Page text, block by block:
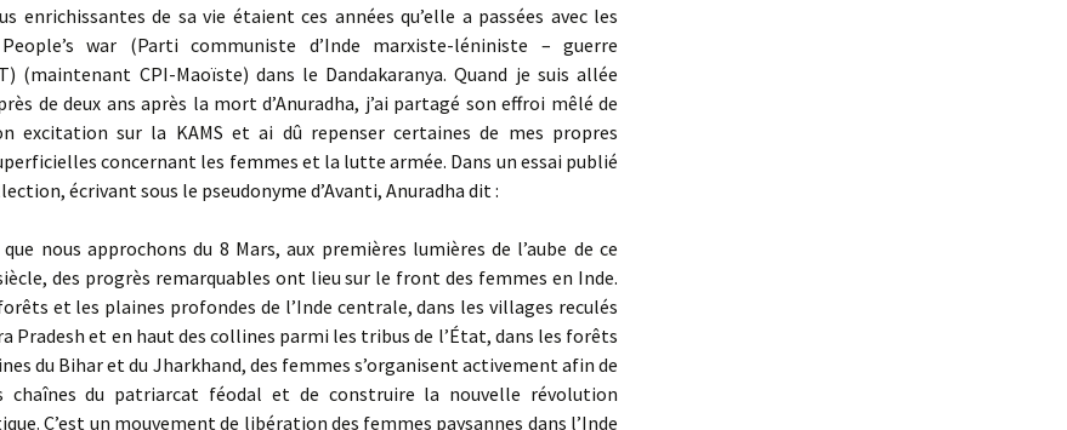
enrichissantes de sa vie étaient ces années qu’elle a passées avec les
war (Parti communiste d’Inde marxiste-léniniste – guerre
(maintenant CPI-Maoïste) dans le Dandakaranya. Quand je suis allée
de deux ans après la mort d’Anuradha, j’ai partagé son effroi mêlé de
excitation sur la KAMS et ai dû repenser certaines de mes propres
concernant les femmes et la lutte armée. Dans un essai publié
écrivant sous le pseudonyme d’Avanti, Anuradha dit :
nous approchons du 8 Mars, aux premières lumières de l’aube de ce
des progrès remarquables ont lieu sur le front des femmes en Inde.
et les plaines profondes de l’Inde centrale, dans les villages reculés
Pradesh et en haut des collines parmi les tribus de l’État, dans les forêts
du Bihar et du Jharkhand, des femmes s’organisent activement afin de
chaînes du patriarcat féodal et de construire la nouvelle révolution
C’est un mouvement de libération des femmes paysannes dans l’Inde